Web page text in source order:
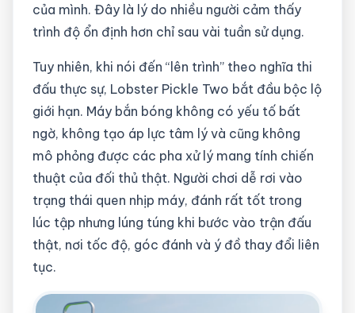
của mình. Đây là lý do nhiều người cảm thấy
trình độ ổn định hơn chỉ sau vài tuần sử dụng.
Tuy nhiên, khi nói đến “lên trình” theo nghĩa thi
đấu thực sự, Lobster Pickle Two bắt đầu bộc lộ
giới hạn. Máy bắn bóng không có yếu tố bất
ngờ, không tạo áp lực tâm lý và cũng không
mô phỏng được các pha xử lý mang tính chiến
thuật của đối thủ thật. Người chơi dễ rơi vào
trạng thái quen nhịp máy, đánh rất tốt trong
lúc tập nhưng lúng túng khi bước vào trận đấu
thật, nơi tốc độ, góc đánh và ý đồ thay đổi liên
tục.